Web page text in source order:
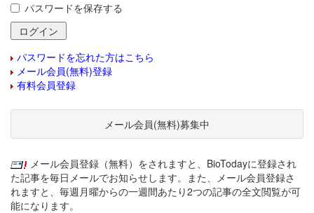
パスワードを保存する
パスワードを忘れた方はこちら
メール会員(無料)登録
有料会員登録
メール会員(無料)募集中
メール会員登録（無料）をされますと、BioTodayに登録され
た記事を毎日メールでお知らせします。また、メール会員登録さ
れますと、毎週月曜からの一週間あたり2つの記事の全文閲覧が可
能になります。